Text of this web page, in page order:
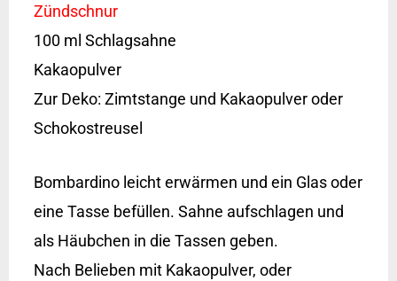
Zündschnur
100 ml Schlagsahne
Kakaopulver
Zur Deko: Zimtstange und Kakaopulver oder
Schokostreusel
Bombardino leicht erwärmen und ein Glas oder
eine Tasse befüllen. Sahne aufschlagen und
als Häubchen in die Tassen geben.
Nach Belieben mit Kakaopulver, oder